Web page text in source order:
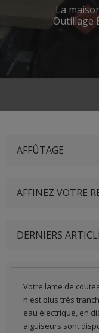
La
Outillage
AFFÛTAGE
AFFINEZ VOTRE
DERNIERS
Votre lame de
n'est plus très
eau électrique, en
aiguiseurs sont